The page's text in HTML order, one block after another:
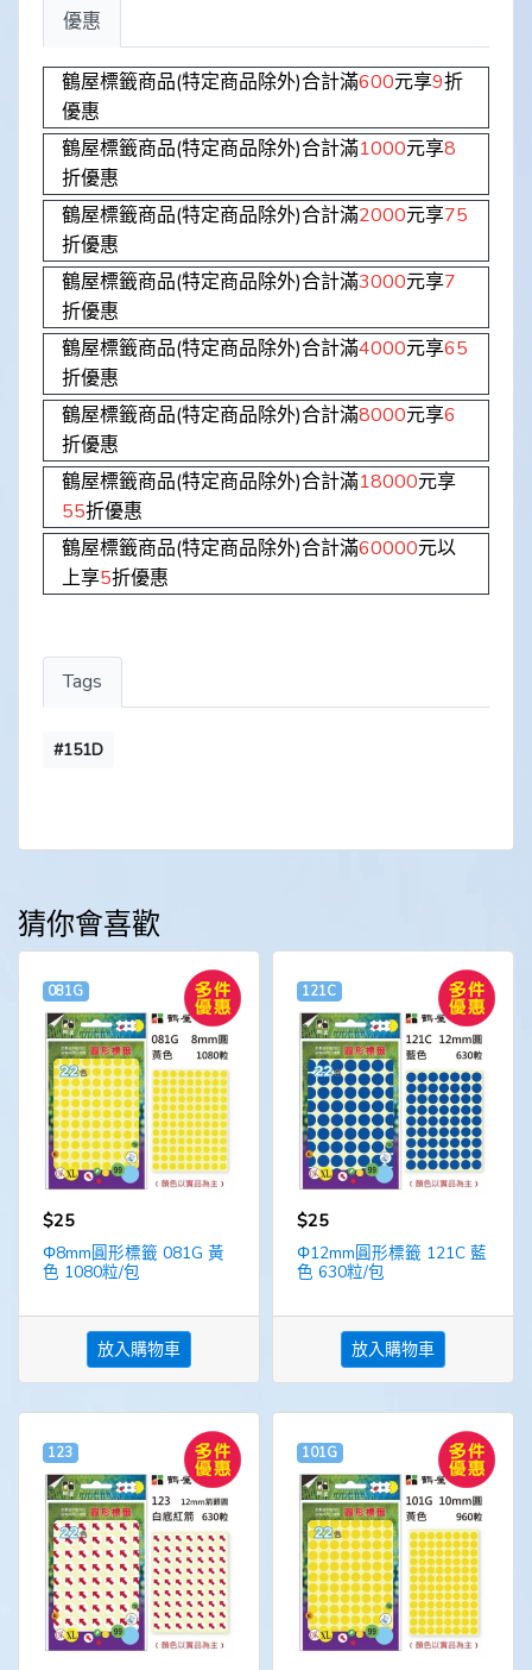
優惠
鶴屋標籤商品(特定商品除外)合計滿600元享9折
優惠
鶴屋標籤商品(特定商品除外)合計滿1000元享8
折優惠
鶴屋標籤商品(特定商品除外)合計滿2000元享75
折優惠
鶴屋標籤商品(特定商品除外)合計滿3000元享7
折優惠
鶴屋標籤商品(特定商品除外)合計滿4000元享65
折優惠
鶴屋標籤商品(特定商品除外)合計滿8000元享6
折優惠
鶴屋標籤商品(特定商品除外)合計滿18000元享
55折優惠
鶴屋標籤商品(特定商品除外)合計滿60000元以
上享5折優惠
Tags
#151D
猜你會喜歡
081G
$25
Φ8mm圓形標籤 081G 黃
色 1080粒/包
放入購物車
121C
$25
Φ12mm圓形標籤 121C 藍
色 630粒/包
放入購物車
123 101G